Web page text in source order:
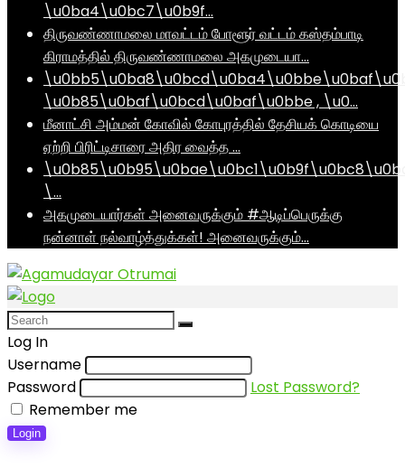
\u0ba4\u0bc7\u0b9f…
திருவண்ணாமலை மாவட்டம் போளூர் வட்டம் கஸ்தம்பாடி
கிராமத்தில் திருவண்ணாமலை அகமுடையா…
\u0b85\u0baf\u0bcd\u0baf\u0bbe , \u0…
மீனாட்சி அம்மன் கோவில் கோபுரத்தில் தேசியக் கொடியை
ஏற்றி பிரிட்டிசாரை அதிர வைத்த …
\…
அகமுடையார்கள் அனைவருக்கும் #ஆடிப்பெருக்கு
நன்னாள் நல்வாழ்த்துக்கள்! அனைவருக்கும்…
Log In
Username
Password
Lost Password?
Remember me
Login